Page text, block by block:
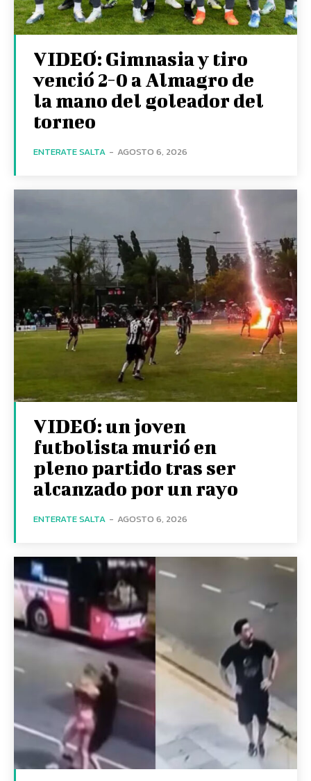
VIDEO: Gimnasia y tiro
venció 2-0 a Almagro de
la mano del goleador del
torneo
ENTERATE SALTA - AGOSTO 6, 2026
VIDEO: un joven
futbolista murió en
pleno partido tras ser
alcanzado por un rayo
ENTERATE SALTA - AGOSTO 6, 2026